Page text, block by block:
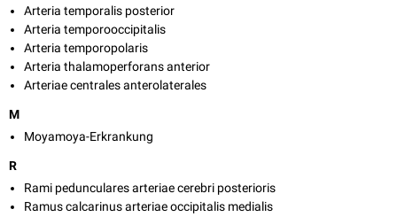
Arteria temporalis posterior
Arteria temporooccipitalis
Arteria temporopolaris
Arteria thalamoperforans anterior
Arteriae centrales anterolaterales
M
Moyamoya-Erkrankung
R
Rami pedunculares arteriae cerebri posterioris
Ramus calcarinus arteriae occipitalis medialis